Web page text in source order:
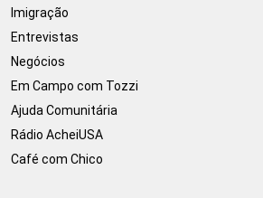
Imigração
Entrevistas
Negócios
Em Campo com Tozzi
Ajuda Comunitária
Rádio AcheiUSA
Café com Chico